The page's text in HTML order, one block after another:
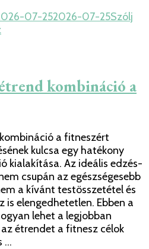
07-252026-07-25Szólj
kombináció a
a fitneszért
kulcsa egy hatékony
kialakítása. Az ideális edzés-
csupán az egészségesebb
a kívánt testösszetétel és
is elengedhetetlen. Ebben a
lehet a legjobban
étrendet a fitnesz célok
…